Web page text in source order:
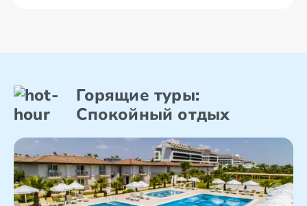
Горящие туры:
Спокойный отдых